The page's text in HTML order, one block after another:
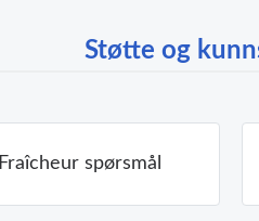
Støtte og
Fraîcheur spørsmål